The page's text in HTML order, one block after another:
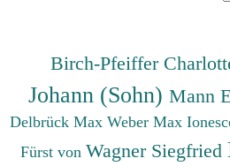
Birch-Pfeiffer
Johann (Sohn) Mann
Delbrück Max Weber Max
Fürst von Wagner Siegfried